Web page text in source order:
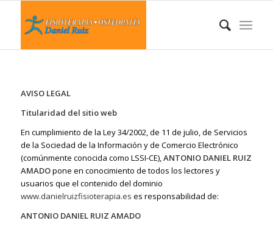
AVISO LEGAL
Titularidad del sitio web
En cumplimiento de la Ley 34/2002, de 11 de julio, de Servicios
de la Sociedad de la Información y de Comercio Electrónico
(comúnmente conocida como LSSI-CE),ANTONIO DANIEL RUIZ
AMADOpone en conocimiento de todos los lectores y
usuarios que el contenido del dominio
www.danielruizfisioterapia.es es responsabilidad de:
ANTONIO DANIEL RUIZ AMADO